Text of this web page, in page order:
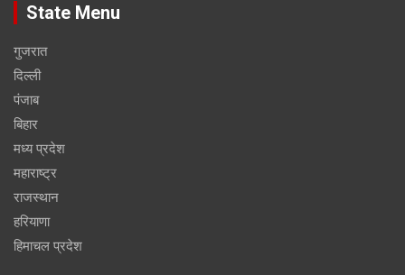
State Menu
गुजरात
दिल्ली
पंजाब
बिहार
मध्य प्रदेश
महाराष्ट्र
राजस्थान
हरियाणा
हिमाचल प्रदेश